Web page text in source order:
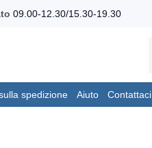
09.00-12.30/15.30-19.30
spedizione Aiuto Contattaci